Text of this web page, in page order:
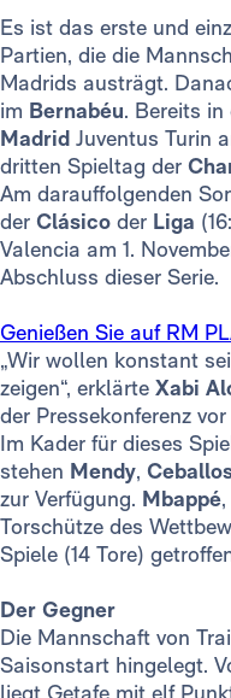
Es ist das erste und
Partien, die die
Madrids austrägt.
im Bernabéu. Bereits in
Madrid Juventus Turin
dritten Spieltag der
Am darauffolgenden
der Clásico der Liga
Valencia am 1.
Abschluss dieser Serie.
Genießen Sie auf RM
„Wir wollen konstant
zeigen“, erklärte Xabi
der Pressekonferenz
Im Kader für dieses
stehen Mendy,
zur Verfügung. Mbappé
Torschütze des
Spiele (14 Tore)
Der Gegner
Die Mannschaft von
Saisonstart hingelegt.
liegt Getafe mit elf